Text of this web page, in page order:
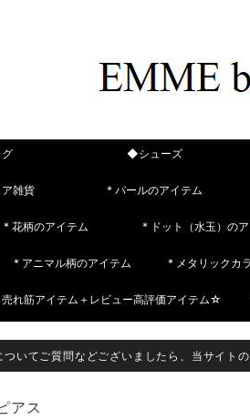
◆シューズ
雑貨 * パールのアイテム
* 花柄のアイテム * ドット（水玉）の
* アニマル柄のアイテム * メタリックカ
れ筋アイテム＋レビュー高評価アイテム☆
ついてご質問などございましたら、当サイト
アス